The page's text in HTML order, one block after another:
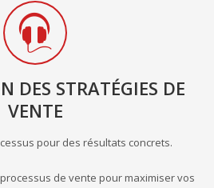
DES STRATÉGIES DE
VENTE
pour des résultats concrets.
de vente pour maximiser vos